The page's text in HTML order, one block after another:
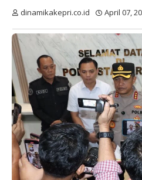
dinamikakepri.co.id April 07,